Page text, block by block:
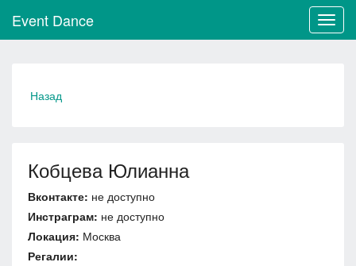
Event Dance
Назад
Кобцева Юлианна
Вконтакте: не доступно
Инстраграм: не доступно
Локация: Москва
Регалии: